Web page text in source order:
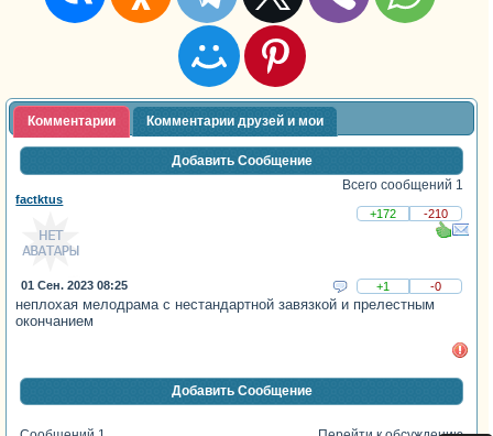
Комментарии Комментарии друзей и мои
Добавить Сообщение
Всего сообщений 1
factktus
+172
-210
01 Сен. 2023 08:25 +1 -0
неплохая мелодрама с нестандартной завязкой и прелестным
окончанием
Добавить Сообщение